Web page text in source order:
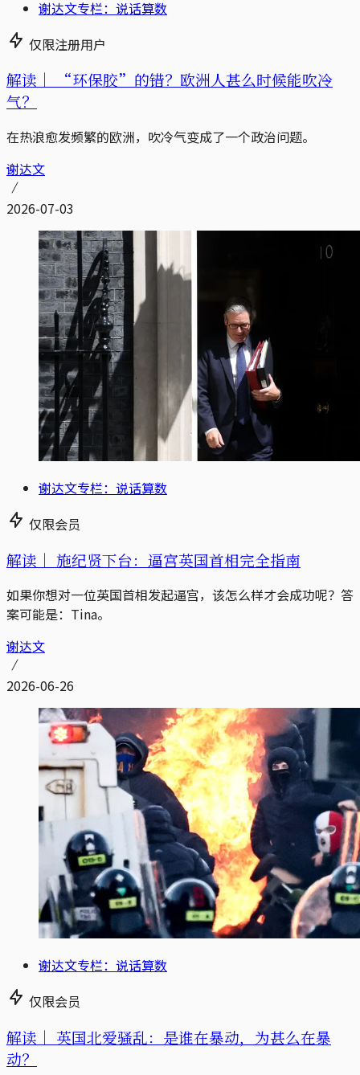
谢达文专栏：说话算数
仅限注册用户
解读｜
“环保胶”的错？欧洲人甚么时候能吹冷
气？
在热浪愈发频繁的欧洲，吹冷气变成了一个政治问题。
谢达文
2026-07-03
谢达文专栏：说话算数
仅限会员
解读｜ 施纪贤下台：逼宫英国首相完全指南
如果你想对一位英国首相发起逼宫，该怎么样才会成功呢？答
案可能是：Tina。
谢达文
2026-06-26
谢达文专栏：说话算数
仅限会员
解读｜ 英国北爱骚乱：是谁在暴动，为甚么在暴
动？